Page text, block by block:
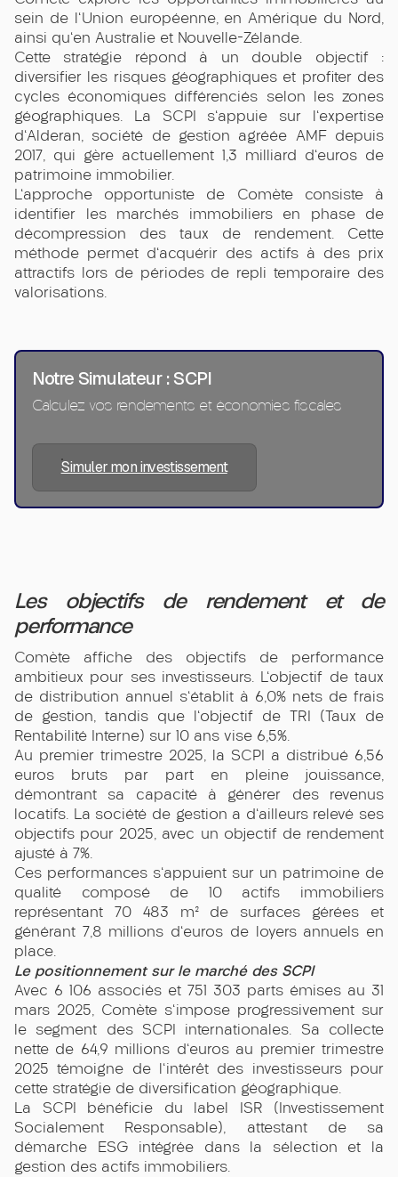
sein de l'Union européenne, en Amérique du Nord,
ainsi qu'en Australie et Nouvelle-Zélande.
Cette stratégie répond à un double objectif :
diversifier les risques géographiques et profiter des
cycles économiques différenciés selon les zones
géographiques. La SCPI s'appuie sur l'expertise
d'Alderan, société de gestion agréée AMF depuis
2017, qui gère actuellement 1,3 milliard d'euros de
patrimoine immobilier.
L'approche opportuniste de Comète consiste à
identifier les marchés immobiliers en phase de
décompression des taux de rendement. Cette
méthode permet d'acquérir des actifs à des prix
attractifs lors de périodes de repli temporaire des
valorisations.
Notre Simulateur : SCPI
Calculez vos rendements et économies fiscales
Simuler mon investissement
Les objectifs de rendement et de
performance
Comète affiche des objectifs de performance
ambitieux pour ses investisseurs. L'objectif de taux
de distribution annuel s'établit à 6,0% nets de frais
de gestion, tandis que l'objectif de TRI (Taux de
Rentabilité Interne) sur 10 ans vise 6,5%.
Au premier trimestre 2025, la SCPI a distribué 6,56
euros bruts par part en pleine jouissance,
démontrant sa capacité à générer des revenus
locatifs. La société de gestion a d'ailleurs relevé ses
objectifs pour 2025, avec un objectif de rendement
ajusté à 7%.
Ces performances s'appuient sur un patrimoine de
qualité composé de 10 actifs immobiliers
représentant 70 483 m² de surfaces gérées et
générant 7,8 millions d'euros de loyers annuels en
place.
Le positionnement sur le marché des SCPI
Avec 6 106 associés et 751 303 parts émises au 31
mars 2025, Comète s'impose progressivement sur
le segment des SCPI internationales. Sa collecte
nette de 64,9 millions d'euros au premier trimestre
2025 témoigne de l'intérêt des investisseurs pour
cette stratégie de diversification géographique.
La SCPI bénéficie du label ISR (Investissement
Socialement Responsable), attestant de sa
démarche ESG intégrée dans la sélection et la
gestion des actifs immobiliers.